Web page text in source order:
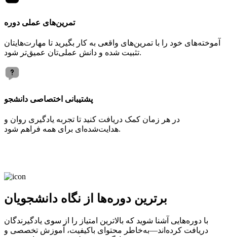
تمرین‌های عملی دوره
آموخته‌های خود را با تمرین‌های واقعی به کار بگیرید تا مهارت‌هایتان
تثبیت شده و دانش عملی‌تان عمیق‌تر شود.
پشتیبانی اختصاصی دانشجو
در هر زمان کمک دریافت کنید تا تجربه یادگیری روان و
هدایت‌شده‌ای برای همه فراهم شود.
برترین دوره‌ها از نگاه دانشجویان
با دوره‌هایی آشنا شوید که بالاترین امتیاز را از سوی یادگیرندگان
دریافت کرده‌اند—به‌خاطر محتوای باکیفیت، آموزش تخصصی و